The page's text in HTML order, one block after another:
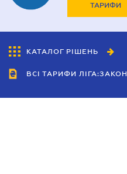
ТАРИФИ
КАТАЛОГ РІШЕНЬ
ВСІ ТАРИФИ ЛІГА:ЗАКОН